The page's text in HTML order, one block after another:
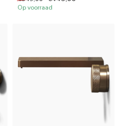
mm...
Op voorraad